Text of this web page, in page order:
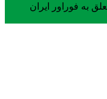
به فوراور ایران